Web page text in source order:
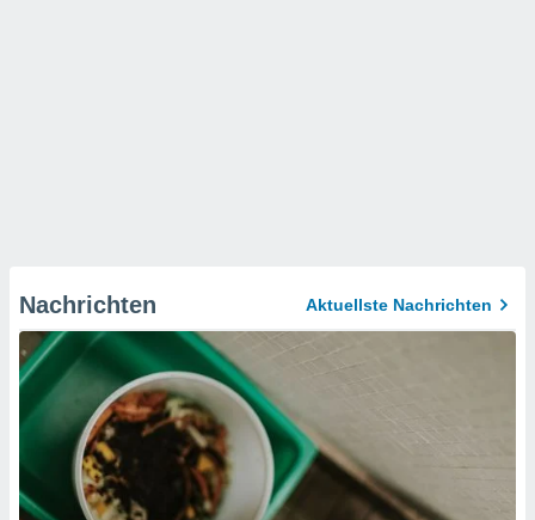
Nachrichten Aktuellste Nachrichten